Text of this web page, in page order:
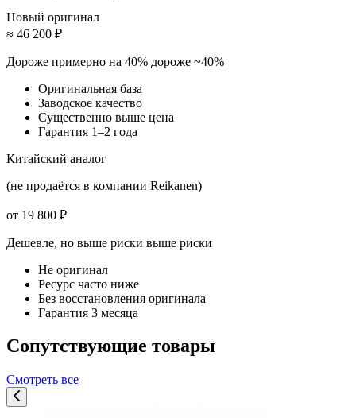
Новый оригинал
≈ 46 200 ₽
Дороже примерно на 40% дороже ~40%
Оригинальная база
Заводское качество
Существенно выше цена
Гарантия 1–2 года
Китайский аналог
(не продаётся в компании Reikanen)
от 19 800 ₽
Дешевле, но выше риски выше риски
Не оригинал
Ресурс часто ниже
Без восстановления оригинала
Гарантия 3 месяца
Сопутствующие товары
Смотреть все